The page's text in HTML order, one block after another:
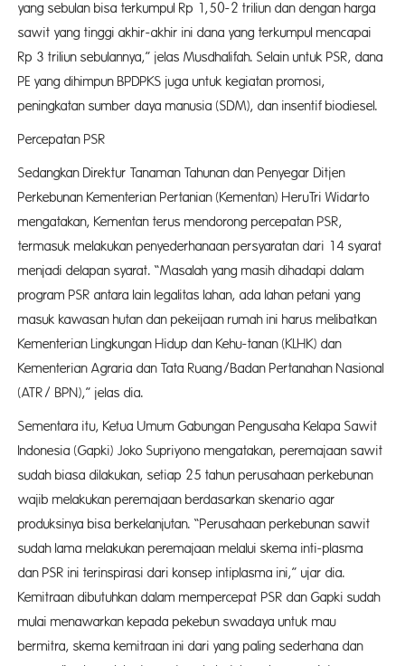
yang sebulan bisa terkumpul Rp 1,50-2 triliun dan dengan harga
sawit yang tinggi akhir-akhir ini dana yang terkumpul mencapai
Rp 3 triliun sebulannya,” jelas Musdhalifah. Selain untuk PSR, dana
PE yang dihimpun BPDPKS juga untuk kegiatan promosi,
peningkatan sumber daya manusia (SDM), dan insentif biodiesel.
Percepatan PSR
Sedangkan Direktur Tanaman Tahunan dan Penyegar Ditjen
Perkebunan Kementerian Pertanian (Kementan) HeruTri Widarto
mengatakan, Kementan terus mendorong percepatan PSR,
termasuk melakukan penyederhanaan persyaratan dari 14 syarat
menjadi delapan syarat. “Masalah yang masih dihadapi dalam
program PSR antara lain legalitas lahan, ada lahan petani yang
masuk kawasan hutan dan pekeijaan rumah ini harus melibatkan
Kementerian Lingkungan Hidup dan Kehu-tanan (KLHK) dan
Kementerian Agraria dan Tata Ruang/Badan Pertanahan Nasional
(ATR/ BPN),” jelas dia.
Sementara itu, Ketua Umum Gabungan Pengusaha Kelapa Sawit
Indonesia (Gapki) Joko Supriyono mengatakan, peremajaan sawit
sudah biasa dilakukan, setiap 25 tahun perusahaan perkebunan
wajib melakukan peremajaan berdasarkan skenario agar
produksinya bisa berkelanjutan. “Perusahaan perkebunan sawit
sudah lama melakukan peremajaan melalui skema inti-plasma
dan PSR ini terinspirasi dari konsep intiplasma ini,” ujar dia.
Kemitraan dibutuhkan dalam mempercepat PSR dan Gapki sudah
mulai menawarkan kepada pekebun swadaya untuk mau
bermitra, skema kemitraan ini dari yang paling sederhana dan